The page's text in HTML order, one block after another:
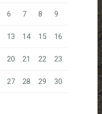
6 7 8 9
13 14 15 16
20 21 22 23
27 28 29 30